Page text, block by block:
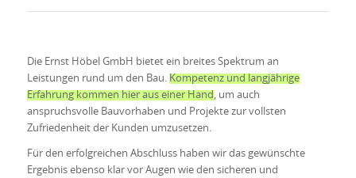
Die Ernst Höbel GmbH bietet ein breites Spektrum an
Leistungen rund um den Bau. Kompetenz und langjährige
Erfahrung kommen hier aus einer Hand , um auch
anspruchsvolle Bauvorhaben und Projekte zur vollsten
Zufriedenheit der Kunden umzusetzen.
Für den erfolgreichen Abschluss haben wir das gewünschte
Ergebnis ebenso klar vor Augen wie den sicheren und